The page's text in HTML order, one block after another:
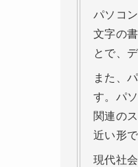
パソコ
文字の
とで、
また、
す。パ
関連の
近い形
現代社